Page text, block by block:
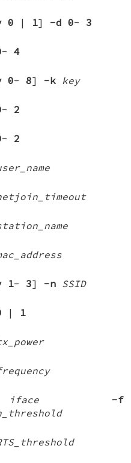
0 | 1] -d 0- 3
-4
0-8] -k key
- 2
- 2
1- 3] -n SSID
| 1
iface
-f